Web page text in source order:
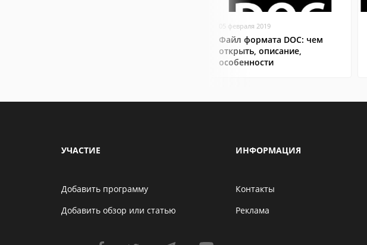
05 февраля 2019
Файл формата DOC: чем
открыть, описание,
особенности
УЧАСТИЕ
Добавить программу
Добавить обзор или статью
ИНФОРМАЦИЯ
Контакты
Реклама